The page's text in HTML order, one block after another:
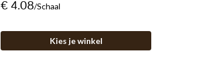
€ 4.08/schaal
Kies je winkel